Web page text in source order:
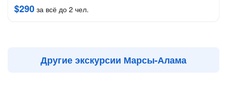
$290 за всё до 2 чел.
Другие экскурсии Марсы-Алама